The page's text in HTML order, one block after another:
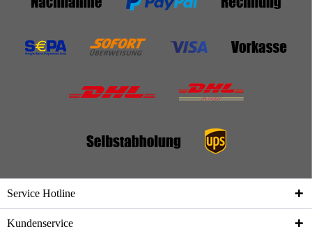
Service Hotline
Kundenservice